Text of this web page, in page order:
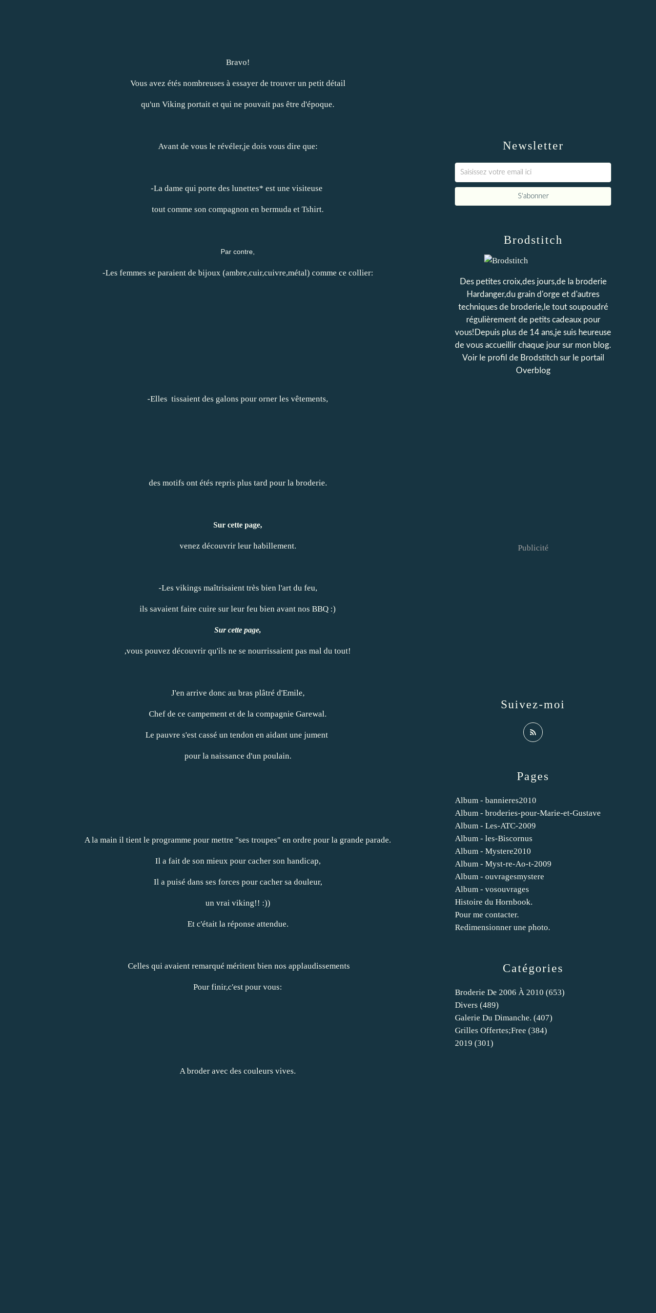
Bravo!
Vous avez étés nombreuses à essayer de trouver un petit détail
qu'un Viking portait et qui ne pouvait pas être d'époque.
Avant de vous le révéler,je dois vous dire que:
-La dame qui porte des lunettes* est une visiteuse
tout comme son compagnon en bermuda et Tshirt.
Par contre,
-Les femmes se paraient de bijoux (ambre,cuir,cuivre,métal) comme ce collier:
-Elles tissaient des galons pour orner les vêtements,
des motifs ont étés repris plus tard pour la broderie.
Sur cette page,
venez découvrir leur habillement.
-Les vikings maîtrisaient très bien l'art du feu,
ils savaient faire cuire sur leur feu bien avant nos BBQ :)
Sur cette page,
,vous pouvez découvrir qu'ils ne se nourrissaient pas mal du tout!
J'en arrive donc au bras plâtré d'Emile,
Chef de ce campement et de la compagnie Garewal.
Le pauvre s'est cassé un tendon en aidant une jument
pour la naissance d'un poulain.
A la main il tient le programme pour mettre "ses troupes" en ordre pour la grande parade.
Il a fait de son mieux pour cacher son handicap,
Il a puisé dans ses forces pour cacher sa douleur,
un vrai viking!! :))
Et c'était la réponse attendue.
Celles qui avaient remarqué méritent bien nos applaudissements
Pour finir,c'est pour vous:
A broder avec des couleurs vives.
Newsletter
Catégories
Broderie De 2006 À 2010 (653)
Divers (489)
Galerie Du Dimanche. (407)
Grilles Offertes;free (384)
2019 (301)
Pages
Album - bannieres2010
Album - broderies-pour-Marie-et-Gustave
Album - Les-ATC-2009
Album - les-Biscornus
Album - Mystere2010
Album - Myst-re-Ao-t-2009
Album - ouvragesmystere
Album - vosouvrages
Histoire du Hornbook.
Pour me contacter.
Redimensionner une photo.
Brodstitch
Des petites croix,des jours,de la broderie
Hardanger,du grain d'orge et d'autres
techniques de broderie,le tout soupoudré
régulièrement de petits cadeaux pour
vous!Depuis plus de 14 ans,je suis heureuse
de vous accueillir chaque jour sur mon blog.
Voir le profil de Brodstitchsur le portail
Overblog
Suivez-moi
Publicité